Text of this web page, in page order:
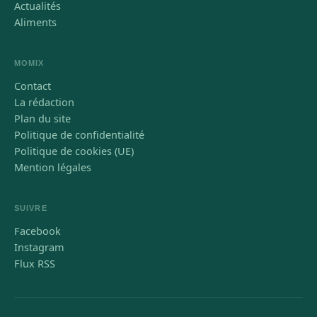
Actualités
Aliments
MOMIX
Contact
La rédaction
Plan du site
Politique de confidentialité
Politique de cookies (UE)
Mention légales
SUIVRE
Facebook
Instagram
Flux RSS